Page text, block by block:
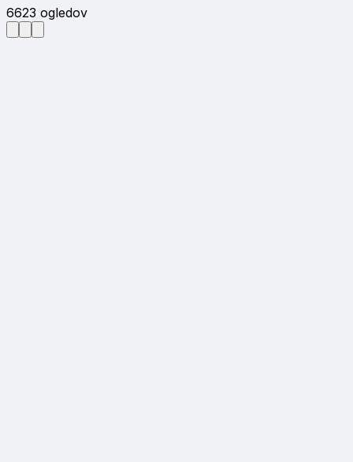
6623 ogledov